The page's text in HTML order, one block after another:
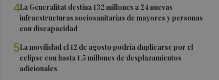
4La Generalitat destina 132 millones a 24 nuevas
infraestructuras sociosanitarias de mayores y personas
con discapacidad
5La movilidad el 12 de agosto podría duplicarse por el
eclipse con hasta 1,5 millones de desplazamientos
adicionales